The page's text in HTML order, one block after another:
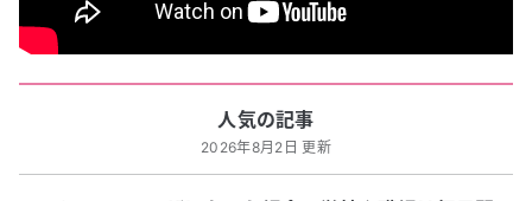
人気の記事
2026年8月2日 更新